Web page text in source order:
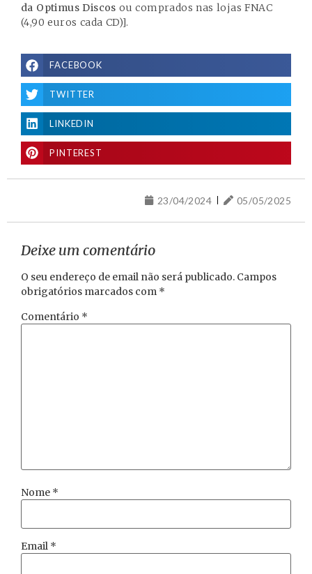
da Optimus Discos ou comprados nas lojas FNAC
(4,90 euros cada CD)].
FACEBOOK
TWITTER
LINKEDIN
PINTEREST
23/04/2024 05/05/2025
Deixe um comentário
O seu endereço de email não será publicado. Campos
obrigatórios marcados com *
Comentário *
Nome *
Email *